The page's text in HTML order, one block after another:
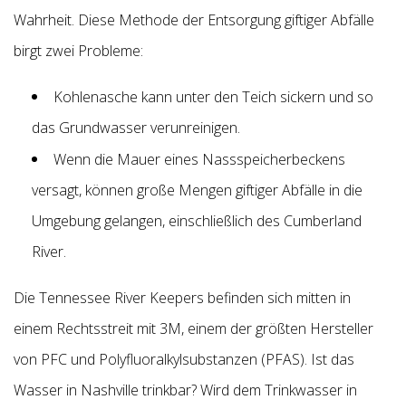
Wahrheit. Diese Methode der Entsorgung giftiger Abfälle
birgt zwei Probleme:
Kohlenasche kann unter den Teich sickern und so
das Grundwasser verunreinigen.
Wenn die Mauer eines Nassspeicherbeckens
versagt, können große Mengen giftiger Abfälle in die
Umgebung gelangen, einschließlich des Cumberland
River.
Die Tennessee River Keepers befinden sich mitten in
einem Rechtsstreit mit 3M, einem der größten Hersteller
von PFC und Polyfluoralkylsubstanzen (PFAS). Ist das
Wasser in Nashville trinkbar? Wird dem Trinkwasser in